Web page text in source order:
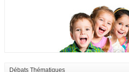
Débats Thématiques